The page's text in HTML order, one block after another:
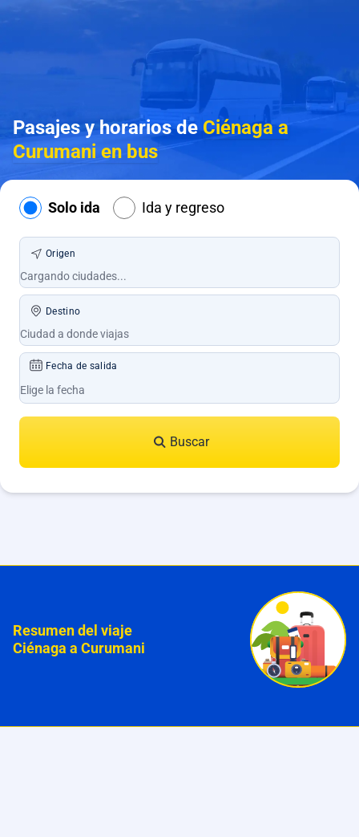
Pasajes y horarios deCiénaga a
Curumani en bus
Solo ida Ida y regreso
Origen
Destino
Fecha de salida
Buscar
Resumen del viaje
Ciénaga a Curumani